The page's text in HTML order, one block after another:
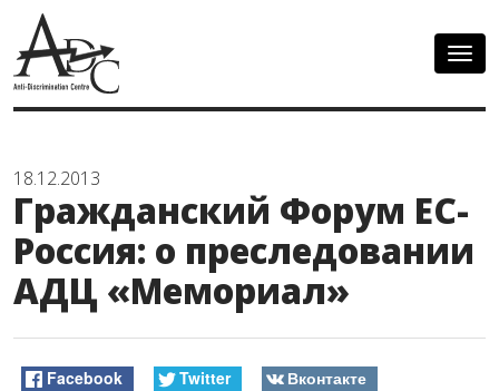
18.12.2013
Гражданский Форум ЕС-
Россия: о преследовании
АДЦ «Мемориал»
Facebook Twitter Вконтакте